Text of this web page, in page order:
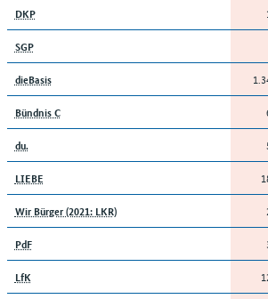
DKP
SGP
dieBasis
Bündnis C
du.
LIEBE
Wir Bürger (2021: LKR)
PdF
LfK